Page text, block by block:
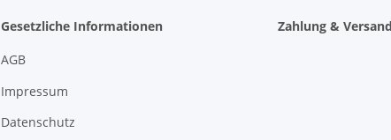
Gesetzliche Informationen
AGB
Impressum
Datenschutz
Zahlung & Versand